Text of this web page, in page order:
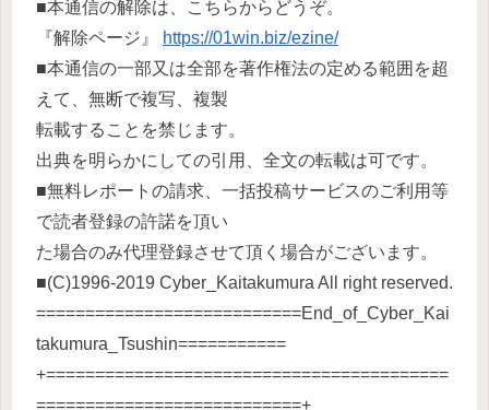
■本通信の解除は、こちらからどうぞ。
『解除ページ』
https://01win.biz/ezine/
■本通信の一部又は全部を著作権法の定める範囲を超
えて、無断で複写、複製
転載することを禁じます。
出典を明らかにしての引用、全文の転載は可です。
■無料レポートの請求、一括投稿サービスのご利用等
で読者登録の許諾を頂い
た場合のみ代理登録させて頂く場合がございます。
■(C)1996-2019 Cyber_Kaitakumura All right reserved.
===========================End_of_Cyber_Kai
takumura_Tsushin===========
+=========================================
===========================+